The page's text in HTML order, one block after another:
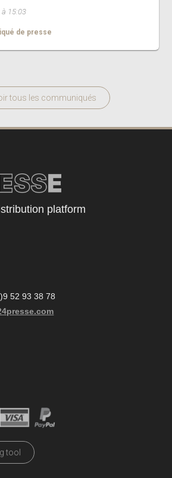
15:03
de presse
tous les communiqués
platform
52 93 38 78
tool